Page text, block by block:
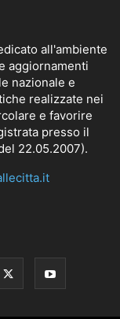
all'ambiente
aggiornamenti
nazionale e
realizzate nei
e favorire
presso il
22.05.2007).